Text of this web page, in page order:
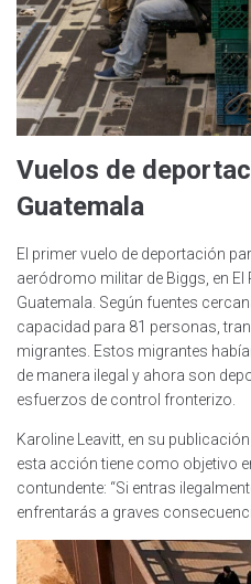
Vuelos de
Guatemala
El primer vuelo de deportación
aeródromo militar de Biggs, en
Guatemala. Según fuentes
capacidad para 81 personas,
migrantes. Estos migrantes
de manera ilegal y ahora son
esfuerzos de control fronterizo.
Karoline Leavitt, en su
esta acción tiene como objetivo
contundente: “Si entras
enfrentarás a graves